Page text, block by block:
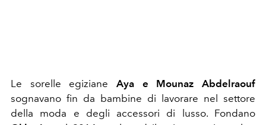
Le sorelle egiziane Aya e Mounaz Abdelraouf
sognavano fin da bambine di lavorare nel settore
della moda e degli accessori di lusso. Fondano